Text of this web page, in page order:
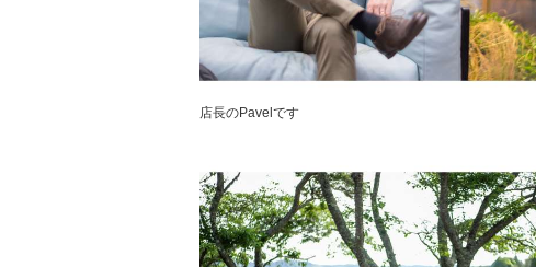
店長のPavelです